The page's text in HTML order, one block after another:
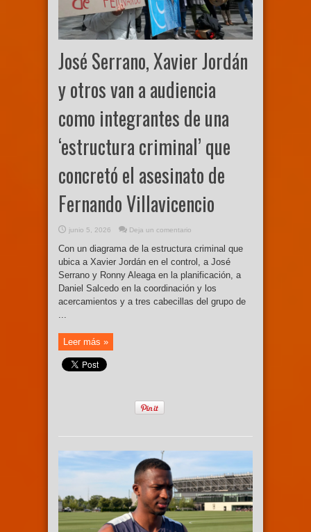
José Serrano, Xavier Jordán
y otros van a audiencia
como integrantes de una
‘estructura criminal’ que
concretó el asesinato de
Fernando Villavicencio
junio 5, 2026 Deja un comentario
Con un diagrama de la estructura criminal que
ubica a Xavier Jordán en el control, a José
Serrano y Ronny Aleaga en la planificación, a
Daniel Salcedo en la coordinación y los
acercamientos y a tres cabecillas del grupo de
...
Leer más »